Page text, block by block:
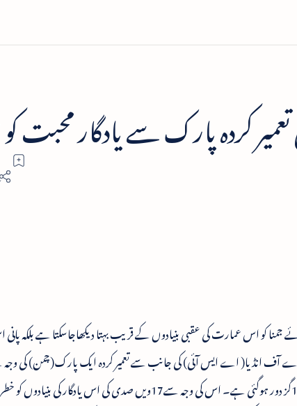
کردہ پارک سے یادگار محبت
میں دریائے جمنا کو اس عمارت کی عقبی بنیادوں کے قریب بہتا دیکھاجاسکتا ہے بلکہ
سروے آف انڈیا( اے ایس آئی) کی جانب سے تعمیر کردہ ایک پارک(چمن) کی
دریائے جمنا اس شہرہ آفاق یادگار محبت سے تقریبا100گز دور ہوگئی ہے۔ اس کی وجہ سے17ویں صدی کی اس یادگار